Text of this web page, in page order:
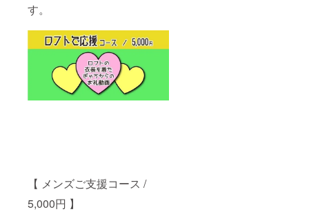
す。
【 メンズご支援コース /
5,000円 】